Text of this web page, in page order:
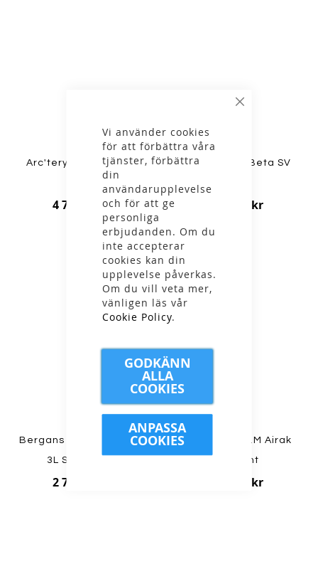
Vi använder cookies
för att förbättra våra
tjänster, förbättra
din
användarupplevelse
och för att ge
personliga
erbjudanden. Om du
inte accepterar
cookies kan din
upplevelse påverkas.
Om du vill veta mer,
vänligen läs vår
Cookie Policy.
GODKÄNN
ALLA
COOKIES
ANPASSA
COOKIES
Arc'teryx - M Alpha SL
4 799,00 kr
Arc'teryx - M Beta SV
5 999,00 kr
NYHET
Bergans - M Rabot Light
3L Shell Pants
2 799,00 kr
Haglöfs - M L.I.M Airak
GTX Pant
3 499,00 kr